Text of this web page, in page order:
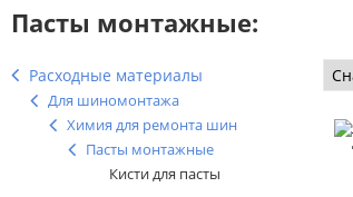
Пасты монтажные:
Расходные материалы
Для шиномонтажа
Химия для ремонта шин
Пасты монтажные
Кисти для пасты